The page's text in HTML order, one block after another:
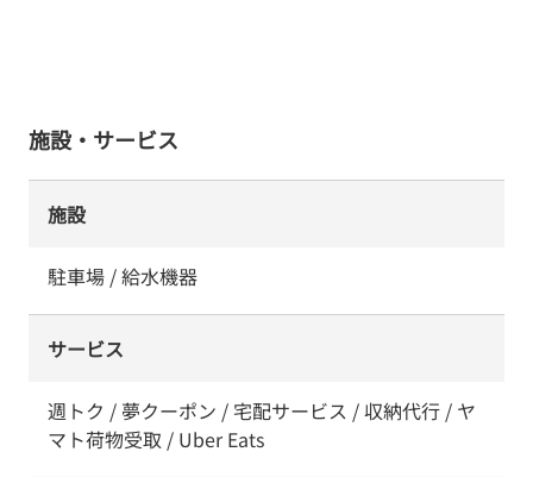
施設・サービス
施設
駐車場 / 給水機器
サービス
週トク / 夢クーポン / 宅配サービス / 収納代行 / ヤ
マト荷物受取 / Uber Eats